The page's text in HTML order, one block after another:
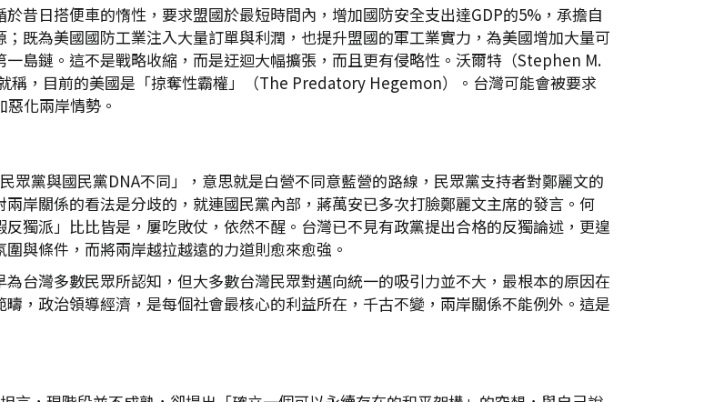
昔日搭便車的惰性，要求盟國於最短時間內，增加國防安全支出達GDP的5%，承擔自
既為美國國防工業注入大量訂單與利潤，也提升盟國的軍工業實力，為美國增加大量可
島鏈。這不是戰略收縮，而是迂迴大幅擴張，而且更有侵略性。沃爾特（Stephen M.
，目前的美國是「掠奪性霸權」（The Predatory Hegemon）。台灣可能會被要求
化兩岸情勢。
眾黨與國民黨DNA不同」，意思就是白營不同意藍營的路線，民眾黨支持者對鄭麗文的
岸關係的看法是分歧的，就連國民黨內部，蔣萬安已多次打臉鄭麗文主席的發言。何
獨派」比比皆是，屢吃敗仗，依然不醒。台灣已不見有政黨提出合格的反獨論述，更遑
與條件，而將兩岸越拉越遠的力道則愈來愈強。
台灣多數民眾所認知，但大多數台灣民眾對邁向統一的吸引力並不大，最根本的原因在
，政治領導經濟，是每個社會最核心的利益所在，千古不變，兩岸關係不能例外。這是